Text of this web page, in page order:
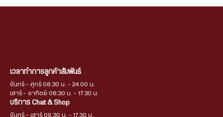
เวลาทำการลูกค้าสัมพันธ์
จันทร์ - ศุกร์ 08.30 น. - 24.00 น.
เสาร์ - อาทิตย์ 08.30 น. - 17.30 น.
บริการ Chat & Shop
จันทร์ - เสาร์ 09.30 น. - 17.30 น.